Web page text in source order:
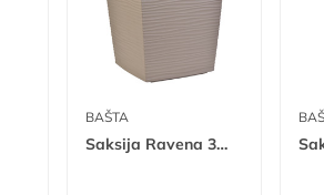
BAŠTA
Saksija Ravena 36 x 36